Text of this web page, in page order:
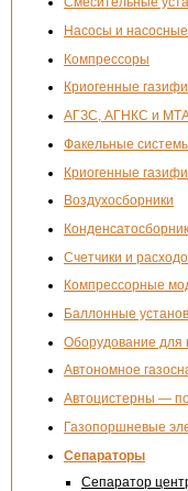
Насосы и насосные
Компрессоры
Криогенные
АГЗС, АГНКС и
Факельные
Криогенные
Воздухосборники
Счетчики и
Компрессорные
Баллонные
Оборудование для
Автономное
Автоцистерны —
Газопоршневые
Сепараторы
Сепаратор